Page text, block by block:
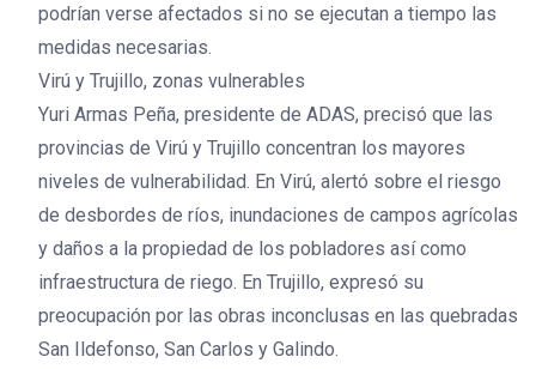
podrían verse afectados si no se ejecutan a tiempo las
medidas necesarias.
Virú y Trujillo, zonas vulnerables
Yuri Armas Peña, presidente de ADAS, precisó que las
provincias de Virú y Trujillo concentran los mayores
niveles de vulnerabilidad. En Virú, alertó sobre el riesgo
de desbordes de ríos, inundaciones de campos agrícolas
y daños a la propiedad de los pobladores así como
infraestructura de riego. En Trujillo, expresó su
preocupación por las obras inconclusas en las quebradas
San Ildefonso, San Carlos y Galindo.